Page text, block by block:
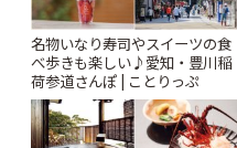
名物いなり寿司やスイーツの食
べ歩きも楽しい♪愛知・豊川稲
荷参道さんぽ | ことりっぷ